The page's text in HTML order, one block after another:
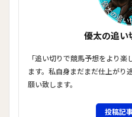
優太の追い
「追い切りで競馬予想をより
ます。私自身まだまだ仕上がり
願い致します。
投稿記